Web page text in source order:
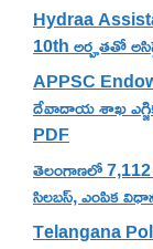
Hydraa
10th అర్హతతో
APPSC
దేవాదాయ శాఖ
PDF
తెలంగాణలో 7,112
సిలబస్, ఎంపిక
Telangana